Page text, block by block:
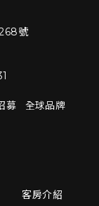
客房介紹
號
募 全球品牌